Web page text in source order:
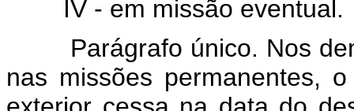
IV - em missão eventual.
Parágrafo único. Nos
nas missões permanentes,